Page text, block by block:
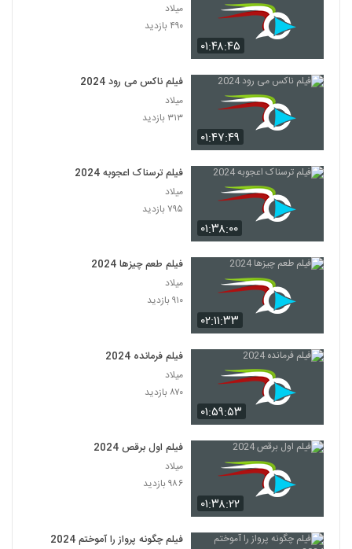
۰۱:۴۸:۴۵
میلاد
۴۹۰ بازدید
۰۱:۴۷:۴۹
فیلم ناکس می رود 2024
میلاد
۳۱۳ بازدید
۰۱:۳۸:۰۰
فیلم ترسناک اعجوبه 2024
میلاد
۷۹۵ بازدید
۰۲:۱۱:۳۳
فیلم طعم چیزها 2024
میلاد
۹۱۰ بازدید
۰۱:۵۹:۵۳
فیلم فرمانده 2024
میلاد
۸۷۰ بازدید
۰۱:۳۸:۲۲
فیلم اول برقص 2024
میلاد
۹۸۶ بازدید
فیلم چگونه پرواز را آموختم 2024